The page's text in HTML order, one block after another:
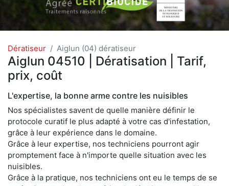
Dératiseur Aiglun (04) dératiseur
Aiglun 04510 | Dératisation | Tarif,
prix, coût
L'expertise, la bonne arme contre les nuisibles
Nos spécialistes savent de quelle manière définir le
protocole curatif le plus adapté à votre cas d'infestation,
grâce à leur expérience dans le domaine.
Grâce à leur expertise, nos techniciens pourront agir
promptement face à n'importe quelle situation avec les
nuisibles.
Grâce à la pratique, nos techniciens ont eu le temps de se